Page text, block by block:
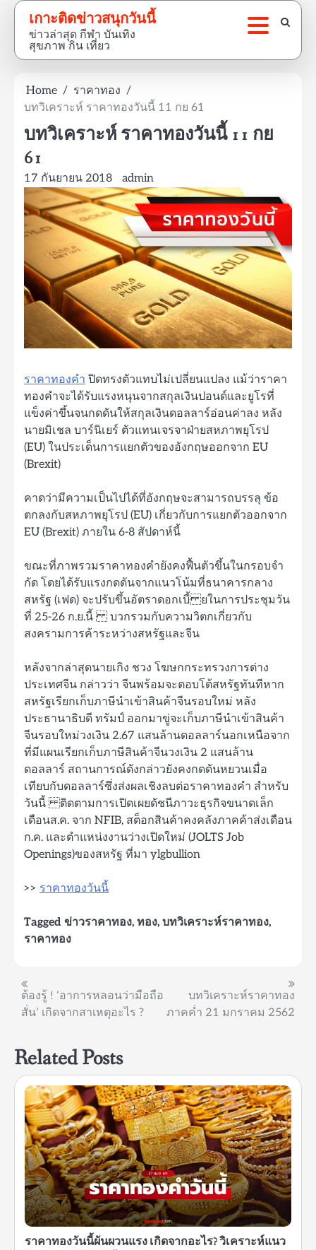
Skip
content
เกาะติดข่าวสนุกวันนี้
ข่าวล่าสุด กีฬา บันเทิง
สุขภาพ กิน เที่ยว
Home
ราคาทอง
บทวิเคราะห์ ราคาทองวันนี้ 11 กย 61
บทวิเคราะห์ ราคาทองวันนี้ 11 กย
61
17 กันยายน 2018 admin
ราคาทองคํา ปิดทรงตัวแทบไม่เปลี่ยนแปลง แม้ว่าราคา
ทองคําจะได้รับแรงหนุนจากสกุลเงินปอนด์และยูโรที่
แข็งค่าขึ้นจนกดดันให้สกุลเงินดอลลาร์อ่อนค่าลง หลัง
นายมิเชล บาร์นิเยร์ ตัวแทนเจรจาฝ่ายสหภาพยุโรป
(EU) ในประเด็นการแยกตัวของอังกฤษออกจาก EU
(Brexit)
คาดว่ามีความเป็นไปได้ที่อังกฤษจะสามารถบรรลุ ข้อ
ตกลงกับสหภาพยุโรป (EU) เกี่ยวกับการแยกตัวออกจาก
EU (Brexit) ภายใน 6-8 สัปดาห์นี้
ขณะที่ภาพรวมราคาทองคํายังคงฟื้นตัวขึ้นในกรอบจํา
กัด โดยได้รับแรงกดดันจากแนวโน้มที่ธนาคารกลาง
สหรัฐ (เฟด) จะปรับขึ้นอัตราดอกเบี้ ยในการประชุมวัน
ที่ 25-26 ก.ย.นี้ บวกรวมกับความวิตกเกี่ยวกับ
สงครามการค้าระหว่างสหรัฐและจีน
หลังจากล่าสุดนายเกิง ชวง โฆษกกระทรวงการต่าง
ประเทศจีน กล่าวว่า จีนพร้อมจะตอบโต้สหรัฐทันทีหาก
สหรัฐเรียกเก็บภาษีนําเข้าสินค้าจีนรอบใหม่ หลัง
ประธานาธิบดี ทรัมป์ ออกมาขู่จะเก็บภาษีนําเข้าสินค้า
จีนรอบใหม่วงเงิน 2.67 แสนล้านดอลลาร์นอกเหนือจาก
ที่มีแผนเรียกเก็บภาษีสินค้าจีนวงเงิน 2 แสนล้าน
ดอลลาร์ สถานการณ์ดังกล่าวยังคงกดดันหยวนเมื่อ
เทียบกับดอลลาร์ซึ่งส่งผลเชิงลบต่อราคาทองคํา สําหรับ
วันนี้ ติดตามการเปิดเผยดัชนีภาวะธุรกิจขนาดเล็ก
เดือนส.ค. จาก NFIB, สต็อกสินค้าคงคลังภาคค้าส่งเดือน
ก.ค. และตําแหน่งงานว่างเปิดใหม่ (JOLTS Job
Openings)ของสหรัฐ ที่มา ylgbullion
>> ราคาทองวันนี้
Tagged ข่าวราคาทอง, ทอง, บทวิเคราะห์ราคาทอง,
ราคาทอง
แนะแนว
ต้องรู้ ! ‘อาการหลอนว่ามือถือ
สั่น’ เกิดจากสาเหตุอะไร ?
บทวิเคราะห์ราคาทอง
ภาคค่ำ 21 มกราคม 2562
Related Posts
ราคาทองวันนี้ผันผวนแรง เกิดจากอะไร? วิเคราะห์แนว